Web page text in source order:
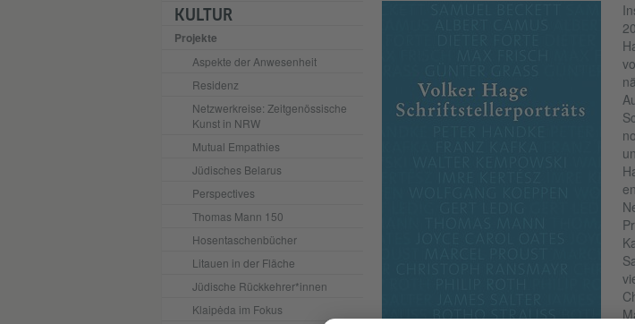
KULTUR
Projekte
Aspekte der Anwesenheit
Residenz
Netzwerkreise: Zeitgenössische
Kunst in NRW
Mutual Empathies
Jüdisches Belarus
Perspectives
Thomas Mann 150
Hosentaschenbücher
Litauen in der Fläche
Jüdische Rückkehrer*innen
Klaipėda im Fokus